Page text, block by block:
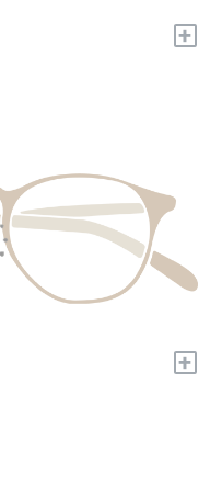
+
+